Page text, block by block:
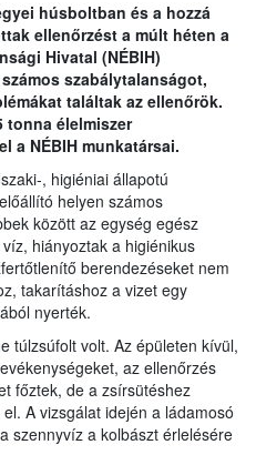
húsboltban és a hozzá
ellenőrzést a múlt héten a
Hivatal (NÉBIH)
szabálytalanságot,
találtak az ellenőrök.
tonna élelmiszer
a NÉBIH munkatársai.
, higiéniai állapotú
helyen számos
között az egység egész
hiányoztak a higiénikus
berendezéseket nem
takarításhoz a vizet egy
nyerték.
túlzsúfolt volt. Az épületen kívül,
az ellenőrzés
főztek, de a zsírsütéshez
A vizsgálat idején a ládamosó
szennyvíz a kolbászt érlelésére